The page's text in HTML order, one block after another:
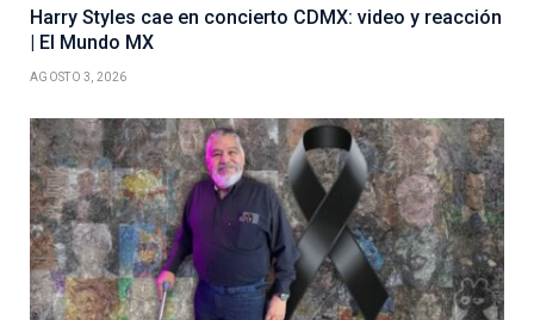
Harry Styles cae en concierto CDMX: video y reacción
| El Mundo MX
AGOSTO 3, 2026